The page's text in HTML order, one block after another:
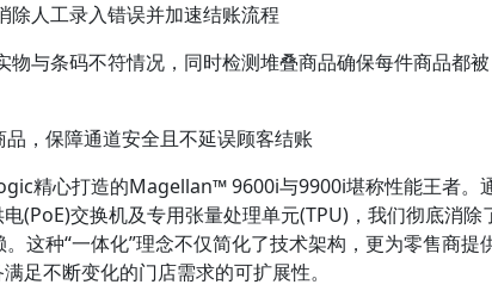
除人工录入错误并加速结账流程
物与条码不符情况，同时检测堆叠商品确保每件商品都被
品，保障通道安全且不延误顾客结账
精心打造的Magellan™ 9600i与9900i堪称性能王者。
(PoE)交换机及专用张量处理单元(TPU)，我们彻底消除
这种“一体化”理念不仅简化了技术架构，更为零售商提
不断变化的门店需求的可扩展性。